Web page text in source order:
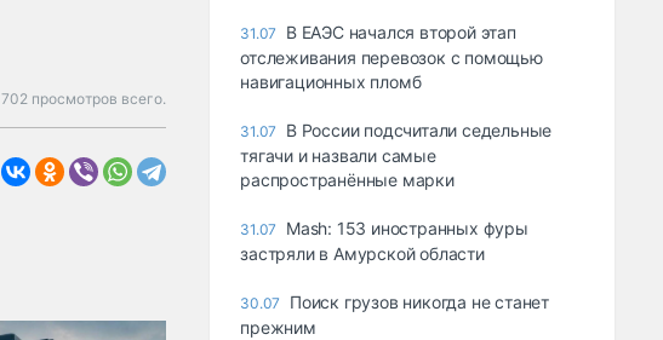
702 просмотров всего.
31.07
В ЕАЭС начался второй этап
отслеживания перевозок с помощью
навигационных пломб
31.07
В России подсчитали седельные
тягачи и назвали самые
распространённые марки
31.07
Mash: 153 иностранных фуры
застряли в Амурской области
30.07
Поиск грузов никогда не станет
прежним